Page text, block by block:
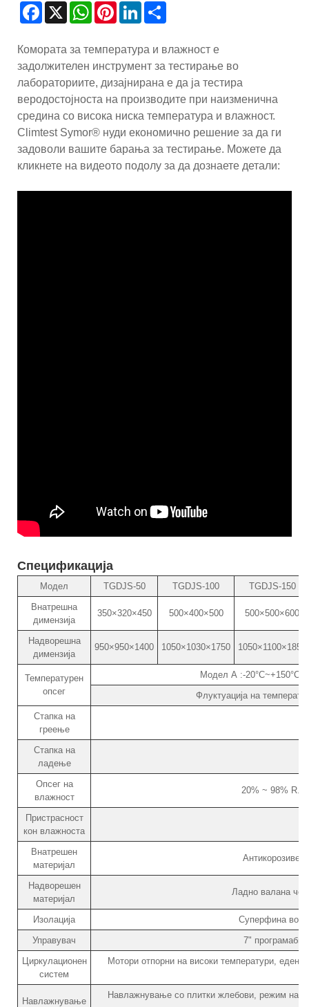
Facebook
X WhatsAppPinterestLinkedIn
Комората за температура и влажност е
задолжителен инструмент за тестирање во
лабораториите, дизајнирана е да ја тестира
веродостојноста на производите при наизменична
средина со висока ниска температура и влажност.
Climtest Symor® нуди економично решение за да ги
задоволи вашите барања за тестирање. Можете да
кликнете на видеото подолу за да дознаете детали:
Спецификација
Модел TGDJS-50 TGDJS-100
TGDJS-150
Внатрешна
димензија
350×320×450 500×400×500 500×500×600
Надворешна
димензија
950×950×1400 1050×1030×1750 1050×1100×1850
Температурен
опсег
Модел А :-20°C~+150°C
Флуктуација на
Стапка на
греење
Стапка на
ладење
Опсег на
влажност
20% ~ 98% R.H
Пристрасност
кон влажноста
Внатрешен
материјал
Антикорозивен
Надворешен
материјал
Ладно валана
Изолација
Суперфина
Управувач
7"
Циркулационен
систем
Мотори отпорни на високи температури, еден
Навлажнување
Навлажнување со плитки жлебови, режим на